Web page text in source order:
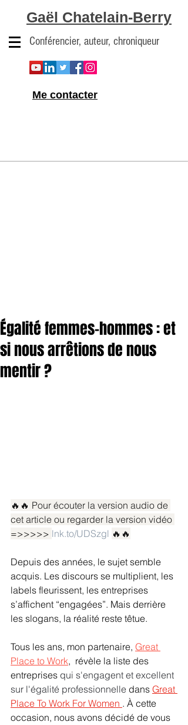
Gaël Chatelain-Berry
Conférencier, auteur, chroniqueur
Me contacter
Égalité femmes-hommes : et
si nous arrêtions de nous
mentir ?
🔥🔥 Pour écouter la version audio de
cet article ou regarder la version vidéo
=>>>>> lnk.to/UDSzgl 🔥🔥
Depuis des années, le sujet semble
acquis. Les discours se multiplient, les
labels fleurissent, les entreprises
s’affichent “engagées”. Mais derrière
les slogans, la réalité reste têtue.
Tous les ans, mon partenaire, Great
Place to Work,
  révèle la liste des
entreprises qui s'engagent et excellent
sur l'égalité professionnelle dans Great
Place To Work For Women . À cette
occasion, nous avons décidé de vous